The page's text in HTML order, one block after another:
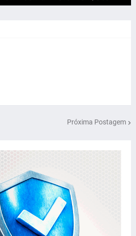
Próxima Postagem